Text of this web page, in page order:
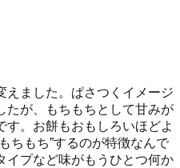
えました。ぱさつくイメージ
たが、もちもちとして甘みが
す。お餅もおもしろいほどよ
ちもち”するのが特徴なんで
イプなど味がもうひとつ何か